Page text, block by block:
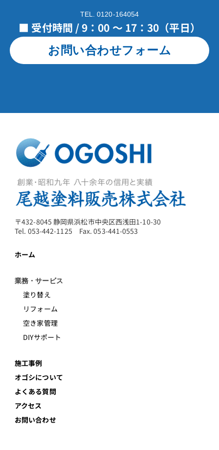
TEL. 0120-164054
■ 受付時間 / 9：00 ～ 17：30（平日）
お問い合わせフォーム
〒432-8045 静岡県浜松市中央区西浅田1-10-30
Tel. 053-442-1125 Fax. 053-441-0553
ホーム
業務・サービス
塗り替え
リフォーム
空き家管理
DIYサポート
施工事例
オゴシについて
よくある質問
アクセス
お問い合わせ